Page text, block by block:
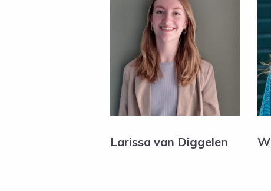
Larissa van Diggelen